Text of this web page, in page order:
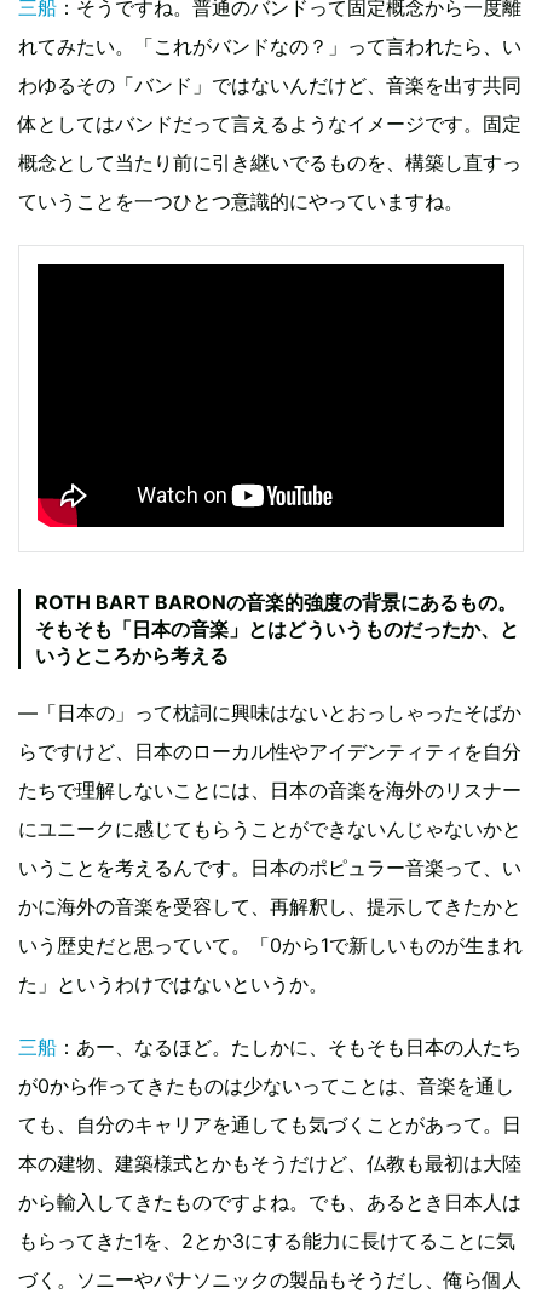
三船 ：そうですね。普通のバンドって固定概念から一度離
れてみたい。「これがバンドなの？」って言われたら、い
わゆるその「バンド」ではないんだけど、音楽を出す共同
体としてはバンドだって言えるようなイメージです。固定
概念として当たり前に引き継いでるものを、構築し直すっ
ていうことを一つひとつ意識的にやっていますね。
ROTH BART BARONの音楽的強度の背景にあるもの。
そもそも「日本の音楽」とはどういうものだったか、と
いうところから考える
―「日本の」って枕詞に興味はないとおっしゃったそばか
らですけど、日本のローカル性やアイデンティティを自分
たちで理解しないことには、日本の音楽を海外のリスナー
にユニークに感じてもらうことができないんじゃないかと
いうことを考えるんです。日本のポピュラー音楽って、い
かに海外の音楽を受容して、再解釈し、提示してきたかと
いう歴史だと思っていて。「0から1で新しいものが生まれ
た」というわけではないというか。
三船 ：あー、なるほど。たしかに、そもそも日本の人たち
が0から作ってきたものは少ないってことは、音楽を通し
ても、自分のキャリアを通しても気づくことがあって。日
本の建物、建築様式とかもそうだけど、仏教も最初は大陸
から輸入してきたものですよね。でも、あるとき日本人は
もらってきた1を、2とか3にする能力に長けてることに気
づく。ソニーやパナソニックの製品もそうだし、俺ら個人